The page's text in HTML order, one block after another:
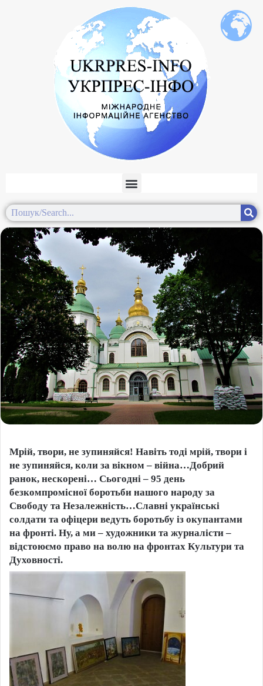
Мрій, твори, не зупиняйся! Навіть тоді мрій, твори і
не зупиняйся, коли за вікном – війна…Добрий
ранок, нескорені… Сьогодні – 95 день
безкомпромісної боротьби нашого народу за
Свободу та Незалежність…Славні українські
солдати та офіцери ведуть боротьбу із окупантами
на фронті. Ну, а ми – художники та журналісти –
відстоюємо право на волю на фронтах Культури та
Духовності.